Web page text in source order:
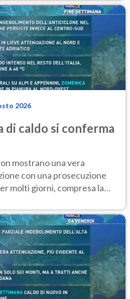
2026
di caldo si conferma
mostrano una vera
con una prosecuzione
molti giorni, compresa la